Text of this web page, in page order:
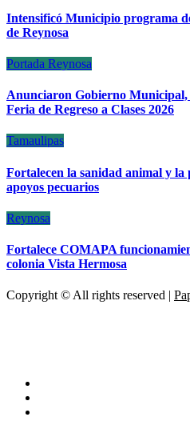
Intensificó Municipio programa
de Reynosa
Portada Reynosa
Anunciaron Gobierno
Feria de Regreso a Clases 2026
Tamaulipas
Fortalecen la sanidad animal y
apoyos pecuarios
Reynosa
Fortalece COMAPA
colonia Vista Hermosa
Copyright © All rights reserved |